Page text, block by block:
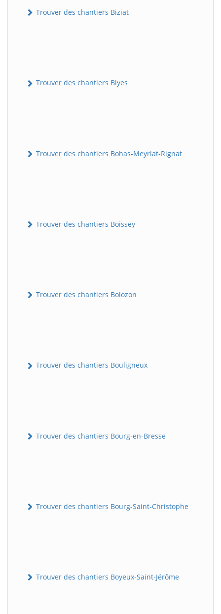
Trouver des chantiers Biziat
Trouver des chantiers Blyes
Trouver des chantiers Bohas-Meyriat-Rignat
Trouver des chantiers Boissey
Trouver des chantiers Bolozon
Trouver des chantiers Bouligneux
Trouver des chantiers Bourg-en-Bresse
Trouver des chantiers Bourg-Saint-Christophe
Trouver des chantiers Boyeux-Saint-Jérôme